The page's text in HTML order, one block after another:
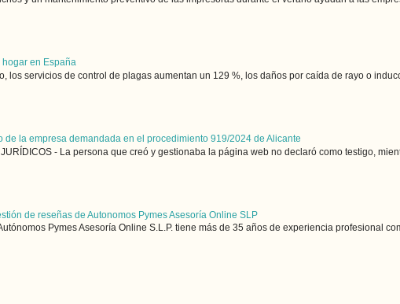
en España
los servicios de control de plagas aumentan un 129 %, los daños por caída de rayo o
de la empresa demandada en el procedimiento 919/2024 de Alicante
- La persona que creó y gestionaba la página web no declaró como testigo,
de reseñas de Autonomos Pymes Asesoría Online SLP
Pymes Asesoría Online S.L.P. tiene más de 35 años de experiencia profesional